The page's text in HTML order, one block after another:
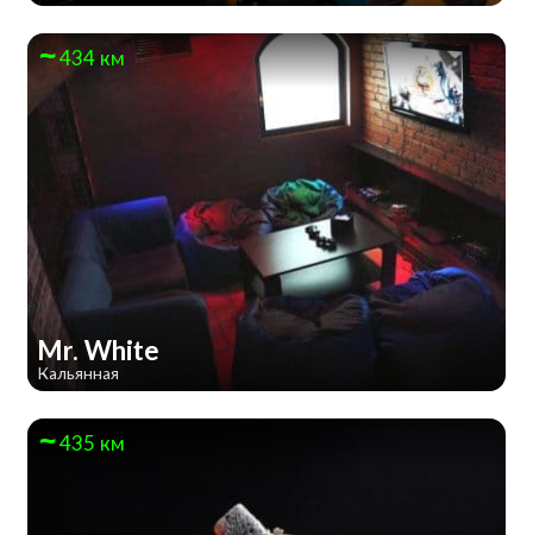
434 км
Mr. White
Кальянная
435 км